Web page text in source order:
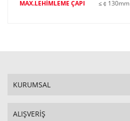
MAX.LEHİMLEME ÇAPI
≤￠130mm
KURUMSAL
ALIŞVERİŞ